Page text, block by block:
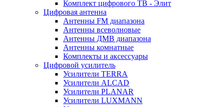
Комплект цифрового ТВ - Элит
Цифровая антенна
Антенны FM диапазона
Антенны всеволновые
Антенны ДМВ диапазона
Антенны комнатные
Комплекты и аксессуары
Цифровой усилитель
Усилители TERRA
Усилители ALCAD
Усилители PLANAR
Усилители LUXMANN